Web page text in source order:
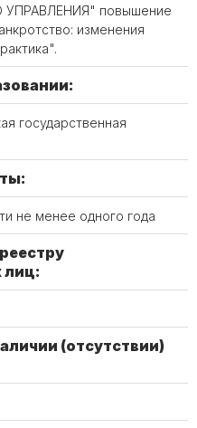
повышение
изменения
государственная
не менее одного года
лиц:
(отсутствии)